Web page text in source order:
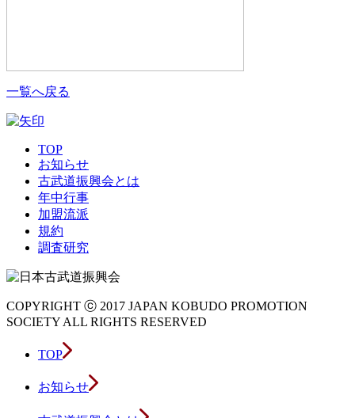
一覧へ戻る
TOP
お知らせ
古武道振興会とは
年中行事
加盟流派
規約
調査研究
COPYRIGHT ⓒ 2017 JAPAN KOBUDO PROMOTION
SOCIETY ALL RIGHTS RESERVED
TOP
お知らせ